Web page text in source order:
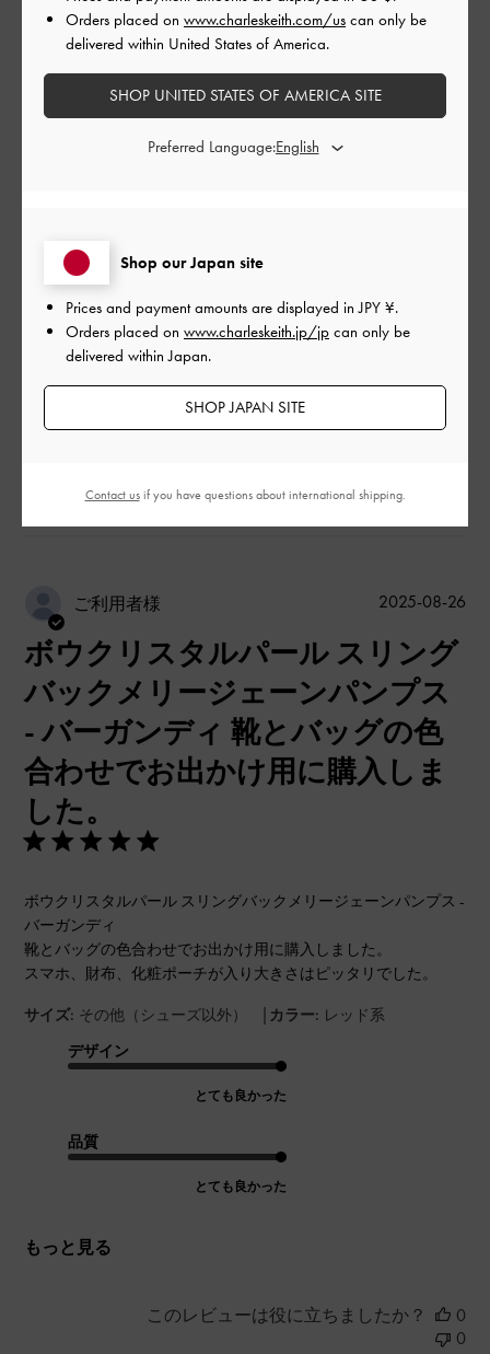
コンパクトなのに中身もしっかり入ります！
軽くて持ちやすい◎
わいいので良しとします！
ただ、どうやったらスムーズに閉められるのか知りたいです。
とても良かった
品質
普通
もっと見る
Review translation not available
このレビューは役に立ちましたか？
ご利用者様
ボウクリスタルパール スリング
バックメリージェーンパンプス
- バーガンディ 靴とバッグの色
合わせでお出かけ用に購入しま
した。
ボウクリスタルパール スリングバックメリージェーンパンプス -
バーガンディ
靴とバッグの色合わせでお出かけ用に購入しました。
スマホ、財布、化粧ポーチが入り大きさはピッタリでした。
サイズ: その他（シューズ以外） | カラー: レッド系
デザイン
とても良かった
品質
とても良かった
もっと見る
公
2025-08-26
このレビューは役に立ちましたか？
0
0
Shop our Japan site
Prices and payment amounts are displayed inJPY ¥.
Orders placed on www.charleskeith.jp/jp can only be
delivered within Japan.
SHOP JAPAN SITE
Orders placed on www.charleskeith.com/us can only be
delivered within United States of America.
SHOP UNITED STATES OF AMERICA SITE
Preferred Language:
Contact usif you have questions about international shipping.